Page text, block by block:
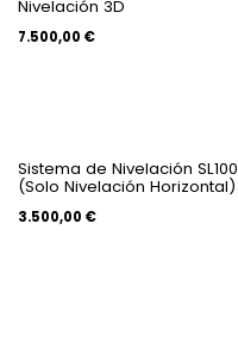
Nivelación 3D
7.500,00 €
Sistema de Nivelación SL100
(Solo Nivelación Horizontal)
3.500,00 €